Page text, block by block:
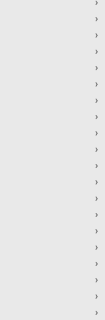
›
›
›
›
›
›
›
›
›
›
›
›
›
›
›
›
›
›
›